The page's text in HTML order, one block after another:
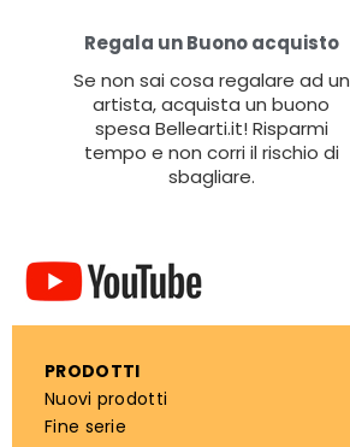
Regala un Buono acquisto
Se non sai cosa regalare ad un
artista, acquista un buono
spesa Bellearti.it! Risparmi
tempo e non corri il rischio di
sbagliare.
PRODOTTI
Nuovi prodotti
Fine serie